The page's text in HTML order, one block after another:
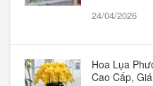
24/04/2026
Hoa Lụa
Cao Cấp,